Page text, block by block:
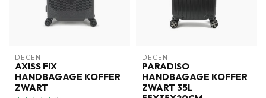
DECENT
AXISS FIX
HANDBAGAGE KOFFER
ZWART
DECENT
PARADISO
HANDBAGAGE KOFFER
ZWART 35L